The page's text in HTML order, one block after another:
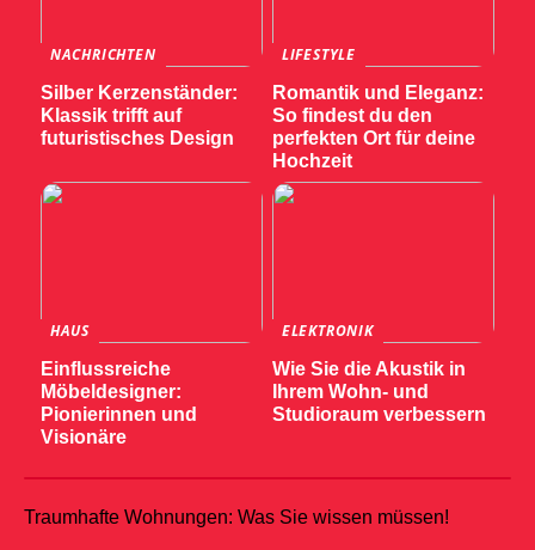
NACHRICHTEN
Silber Kerzenständer:
Klassik trifft auf
futuristisches Design
LIFESTYLE
Romantik und Eleganz:
So findest du den
perfekten Ort für deine
Hochzeit
HAUS
Einflussreiche
Möbeldesigner:
Pionierinnen und
Visionäre
ELEKTRONIK
Wie Sie die Akustik in
Ihrem Wohn- und
Studioraum verbessern
Traumhafte Wohnungen: Was Sie wissen müssen!